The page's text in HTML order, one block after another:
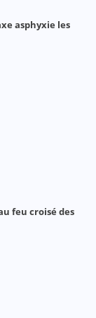
asphyxie les
feu croisé des